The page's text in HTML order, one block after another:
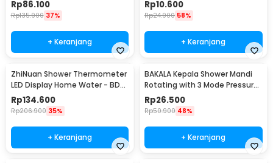
Rp86.100
Rp135.900 37%
+ Keranjang
Rp10.600
Rp24.900 58%
+ Keranjang
ZhiNuan Shower Thermometer
LED Display Home Water - BD-
LS-01
Rp134.600
Rp206.900 35%
+ Keranjang
BAKALA Kepala Shower Mandi
Rotating with 3 Mode Pressure
- BR-2223
Rp26.500
Rp50.900 48%
+ Keranjang